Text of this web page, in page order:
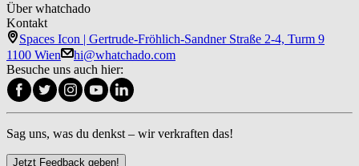
Über whatchado
Kontakt
Spaces Icon | Gertrude-Fröhlich-Sandner Straße 2-4, Turm 9
1100 Wien
hi@whatchado.com
Besuche uns auch hier:
Sag uns, was du denkst – wir verkraften das!
Jetzt Feedback geben!